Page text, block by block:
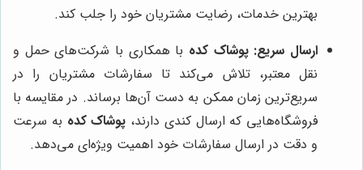
بهترین خدمات، رضایت مشتریان خود را جلب کند.
ارسال سریع: پوشاک کده با همکاری با شرکت‌های حمل و
نقل معتبر، تلاش می‌کند تا سفارشات مشتریان را در
سریع‌ترین زمان ممکن به دست آن‌ها برساند. در مقایسه با
فروشگاه‌هایی که ارسال کندی دارند، پوشاک کده به سرعت
و دقت در ارسال سفارشات خود اهمیت ویژه‌ای می‌دهد.